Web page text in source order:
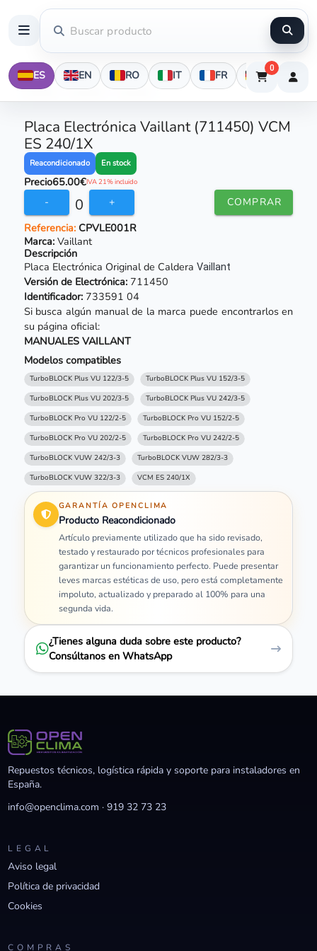
ES EN RO IT FR DE
0
Placa Electrónica Vaillant (711450) VCM
ES 240/1X
Reacondicionado En stock
Precio65.00€IVA 21% incluido
- 0 + COMPRAR
Referencia:CPVLE001R
Marca: Vaillant
Descripción
Placa Electrónica Original de Caldera Vaillant
Versión de Electrónica:711450
Identificador:733591 04
Si busca algún manual de la marca puede encontrarlos en
su página oficial:
MANUALES VAILLANT
Modelos compatibles
TurboBLOCK Plus VU 122/3-5
TurboBLOCK Plus VU 152/3-5
TurboBLOCK Plus VU 202/3-5
TurboBLOCK Plus VU 242/3-5
TurboBLOCK Pro VU 122/2-5
TurboBLOCK Pro VU 152/2-5
TurboBLOCK Pro VU 202/2-5
TurboBLOCK Pro VU 242/2-5
TurboBLOCK VUW 242/3-3
TurboBLOCK VUW 282/3-3
TurboBLOCK VUW 322/3-3
VCM ES 240/1X
GARANTÍA OPENCLIMA
Producto Reacondicionado
Artículo previamente utilizado que ha sido revisado,
testado y restaurado por técnicos profesionales para
garantizar un funcionamiento perfecto. Puede presentar
leves marcas estéticas de uso, pero está completamente
impoluto, actualizado y preparado al 100% para una
segunda vida.
¿Tienes alguna duda sobre este producto?
Consúltanos en WhatsApp
Repuestos técnicos, logística rápida y soporte para instaladores en
España.
info@openclima.com ·919 32 73 23
LEGAL
Aviso legal
Política de privacidad
Cookies
COMPRAS